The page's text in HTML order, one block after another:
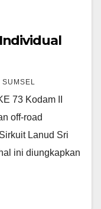
SUMSEL
73 Kodam II
off-road
Lanud Sri
ini diungkapkan